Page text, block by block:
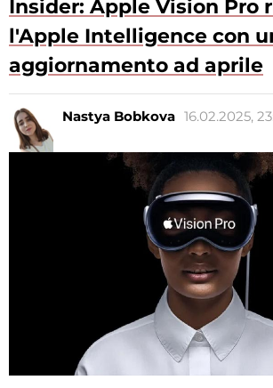
Insider: Apple Vision Pro
l'Apple Intelligence con
aggiornamento ad aprile
Nastya Bobkova 16.02.2025,